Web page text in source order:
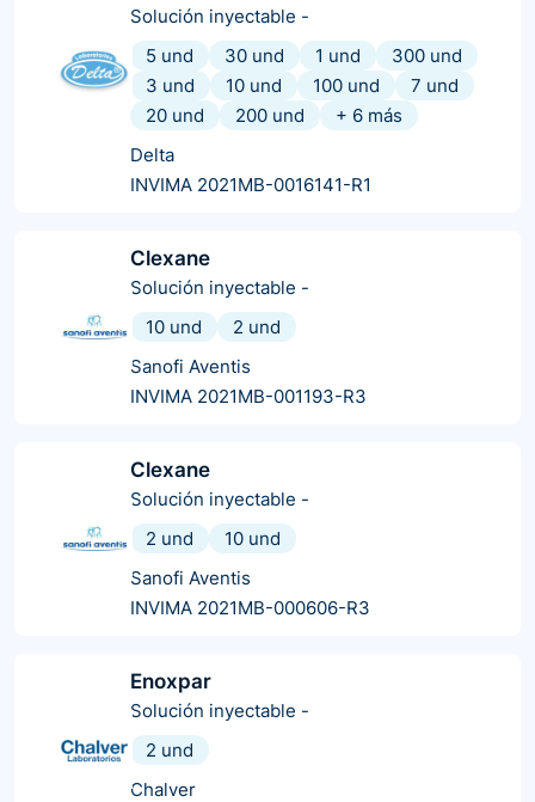
Solución inyectable -
5 und
30 und 1 und
300 und
3 und
10 und 100 und
7 und
20 und
200 und + 6 más
Delta
INVIMA 2021MB-0016141-R1
Clexane
Solución inyectable -
10 und
2 und
Sanofi Aventis
INVIMA 2021MB-001193-R3
Clexane
Solución inyectable -
2 und
10 und
Sanofi Aventis
INVIMA 2021MB-000606-R3
Enoxpar
Solución inyectable -
2 und
Chalver